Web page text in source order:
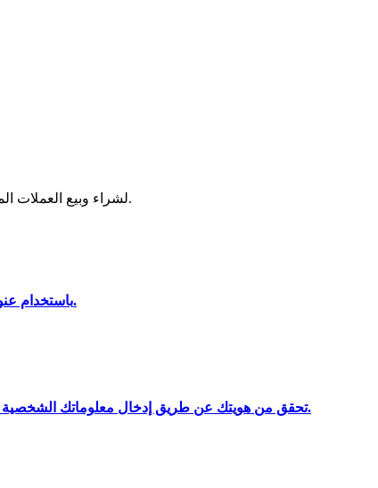
تحليل البيانات الضخمة بما في ذلك المعلومات التجارية، وما إلى ذلك.
لشراء وبيع العملات المشفرة في أكثر بورصة آمنة.
قم بالتسجيل في Bitrue باستخدام عنوان بريدك الإلكتروني.
تحقق من هويتك عن طريق إدخال معلوماتك الشخصية وتحميل بطاقة هوية صالحة تحتوي على صورة.